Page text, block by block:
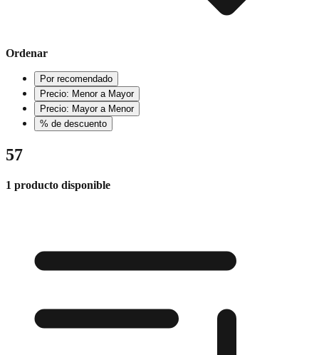
Ordenar
Por recomendado
Precio: Menor a Mayor
Precio: Mayor a Menor
% de descuento
57
1 producto disponible